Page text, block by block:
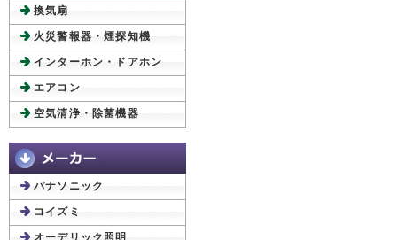
換気扇
火災警報器・煙探知機
インターホン・ドアホン
エアコン
空気清浄・除菌機器
パナソニック
コイズミ
オーデリック照明